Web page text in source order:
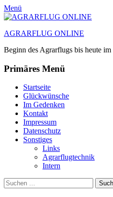
Menü
AGRARFLUG ONLINE
Beginn des Agrarflugs bis heute
Primäres Menü
Zum
Inhalt
springen
Startseite
Glückwünsche
Im Gedenken
Kontakt
Impressum
Datenschutz
Sonstiges
Links
Agrarflugtechnik
Intern
Suchen
Suchen
nach: